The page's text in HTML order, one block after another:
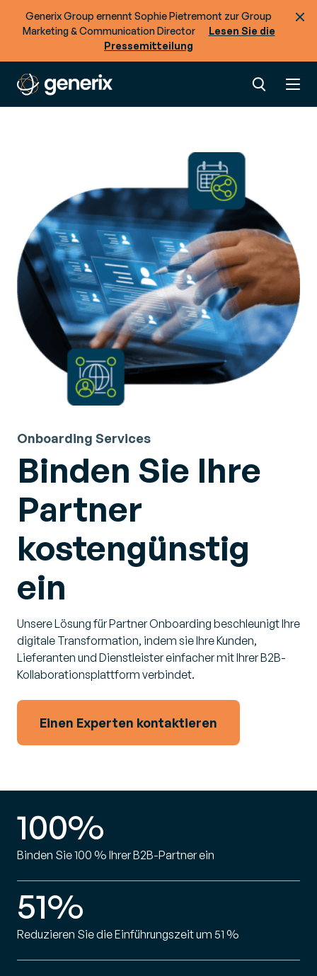
Generix Group ernennt Sophie Pietremont zur Group
Marketing & Communication Director
Lesen Sie die
Pressemitteilung
Onboarding Services
Binden Sie Ihre
Partner
kostengünstig
ein
Unsere Lösung für Partner Onboarding beschleunigt Ihre
digitale Transformation, indem sie Ihre Kunden,
Lieferanten und Dienstleister einfacher mit Ihrer B2B-
Kollaborationsplattform verbindet.
Einen Experten kontaktieren
100%
Binden Sie 100 % Ihrer B2B-Partner ein
51%
Reduzieren Sie die Einführungszeit um 51 %